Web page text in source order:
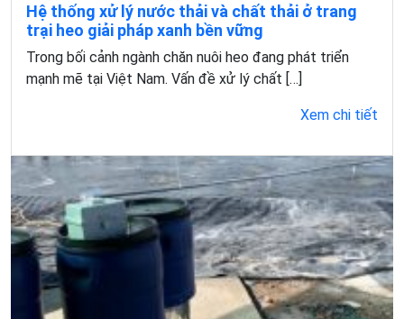
Hệ thống xử lý nước thải và chất thải ở trang
trại heo giải pháp xanh bền vững
Trong bối cảnh ngành chăn nuôi heo đang phát triển
mạnh mẽ tại Việt Nam. Vấn đề xử lý chất […]
Xem chi tiết